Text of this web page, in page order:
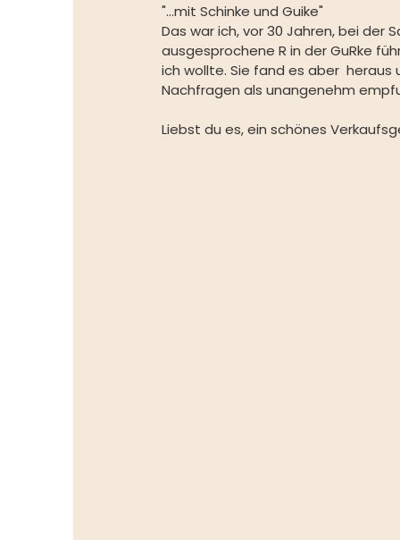
"...mit Schinke und Guike"
Das war ich, vor 30 Jahren, bei der
ausgesprochene R in der GuRke
ich wollte. Sie fand es aber
Nachfragen als unangenehm
Liebst du es, ein schönes